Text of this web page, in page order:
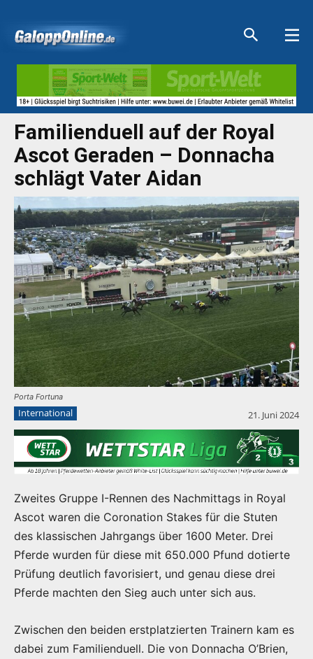
Familienduell auf der Royal
Ascot Geraden – Donnacha
schlägt Vater Aidan
Porta Fortuna
International 21. Juni 2024
Zweites Gruppe I-Rennen des Nachmittags in Royal
Ascot waren die Coronation Stakes für die Stuten
des klassischen Jahrgangs über 1600 Meter. Drei
Pferde wurden für diese mit 650.000 Pfund dotierte
Prüfung deutlich favorisiert, und genau diese drei
Pferde machten den Sieg auch unter sich aus.
Zwischen den beiden erstplatzierten Trainern kam es
dabei zum Familienduell. Die von Donnacha O’Brien,